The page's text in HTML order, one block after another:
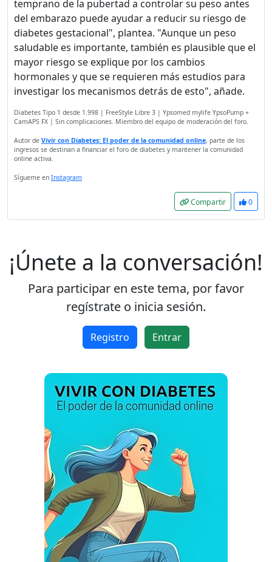
temprano de la pubertad a controlar su peso antes
del embarazo puede ayudar a reducir su riesgo de
diabetes gestacional", plantea. "Aunque un peso
saludable es importante, también es plausible que el
mayor riesgo se explique por los cambios
hormonales y que se requieren más estudios para
investigar los mecanismos detrás de esto", añade.
Diabetes Tipo 1 desde 1.998 | FreeStyle Libre 3 | Ypsomed mylife YpsoPump +
CamAPS FX | Sin complicaciones. Miembro del equipo de moderación del foro.
Autor de Vivir con Diabetes: El poder de la comunidad online, parte de los
ingresos se destinan a financiar el foro de diabetes y mantener la comunidad
online activa.
Sígueme en Instagram
Compartir 0
¡Únete a la conversación!
Para participar en este tema, por favor
regístrate o inicia sesión.
Registro Entrar